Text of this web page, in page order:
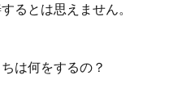
るとは思えません。
は何をするの？